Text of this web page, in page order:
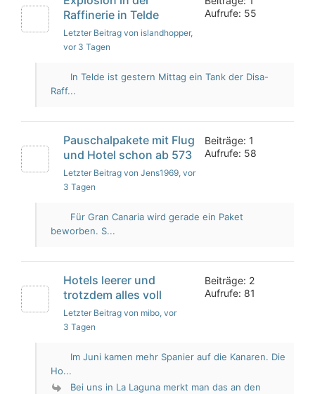
Raffinerie in Telde
Letzter Beitrag von islandhopper,
vor 3 Tagen
Aufrufe: 55
In Telde ist gestern Mittag ein Tank der Disa-
Raff...
Pauschalpakete mit Flug
und Hotel schon ab 573
Letzter Beitrag von Jens1969, vor
3 Tagen
Beiträge: 1
Aufrufe: 58
Für Gran Canaria wird gerade ein Paket
beworben. S...
Hotels leerer und
trotzdem alles voll
Letzter Beitrag von mibo, vor
3 Tagen
Beiträge: 2
Aufrufe: 81
Im Juni kamen mehr Spanier auf die Kanaren. Die
Ho...
Bei uns in La Laguna merkt man das an den